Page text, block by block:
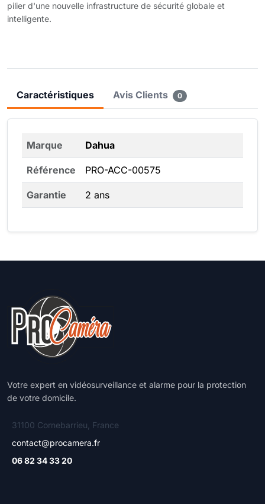
pilier d'une nouvelle infrastructure de sécurité globale et
intelligente.
Caractéristiques Avis Clients 0
Marque Dahua
Référence PRO-ACC-00575
Garantie 2 ans
Votre expert en vidéosurveillance et alarme pour la protection
de votre domicile.
31100 Cornebarrieu, France
contact@procamera.fr
06 82 34 33 20